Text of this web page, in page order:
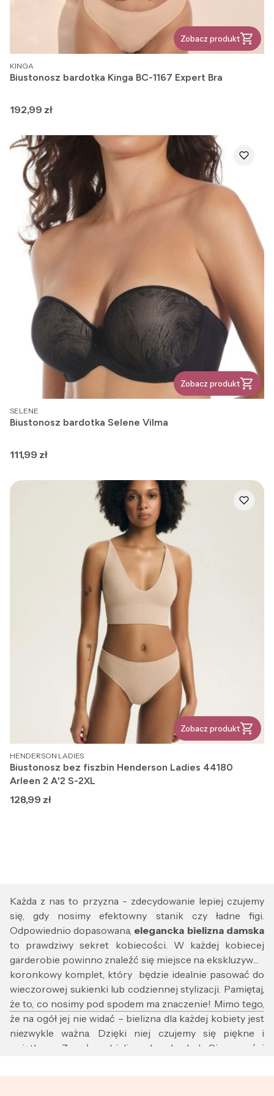
Zobacz produkt
PRODUCENT
KINGA
Biustonosz bardotka Kinga BC-1167 Expert Bra
Cena
192,99 zł
Zobacz produkt
PRODUCENT
SELENE
Biustonosz bardotka Selene Vilma
Cena
111,99 zł
Zobacz produkt
PRODUCENT
HENDERSON LADIES
Biustonosz bez fiszbin Henderson Ladies 44180
Arleen 2 A'2 S-2XL
Cena
128,99 zł
Każda z nas to przyzna - zdecydowanie lepiej czujemy
się, gdy nosimy efektowny stanik czy ładne figi.
Odpowiednio dopasowana, elegancka bielizna damska
to prawdziwy sekret kobiecości. W każdej kobiecej
garderobie powinno znaleźć się miejsce na ekskluzywny
koronkowy komplet, który będzie idealnie pasować do
wieczorowej sukienki lub codziennej stylizacji. Pamiętaj,
że to, co nosimy pod spodem ma znaczenie! Mimo tego,
że na ogół jej nie widać – bielizna dla każdej kobiety jest
niezwykle ważna. Dzięki niej czujemy się piękne i
wyjątkowe. Zmysłowa bielizna damska doda Ci pewności